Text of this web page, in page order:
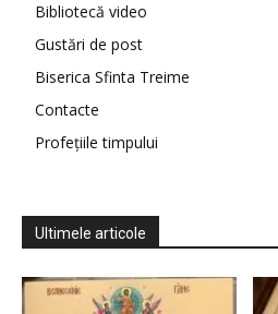
Bibliotecă video
Gustări de post
Biserica Sfinta Treime
Contacte
Profețiile timpului
Ultimele articole